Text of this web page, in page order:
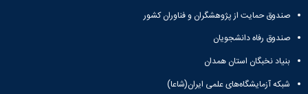
صندوق حمایت از پژوهشگران و فناوران کشور
صندوق رفاه دانشجویان
بنیاد نخبگان استان همدان
شبکه آزمایشگاه‌های علمی ایران(شاعا)